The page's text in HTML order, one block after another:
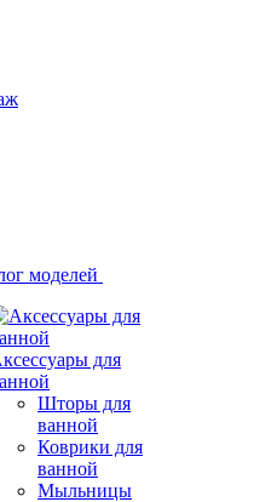
моделей
для
Шторы для
ванной
Коврики для
ванной
Мыльницы